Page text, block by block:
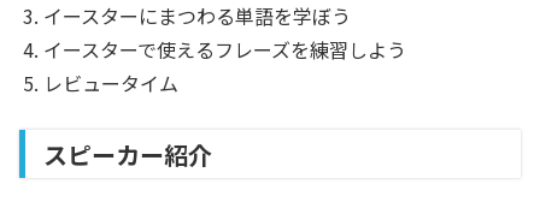
イースターにまつわる単語を学ぼう
イースターで使えるフレーズを練習しよう
レビュータイム
スピーカー紹介